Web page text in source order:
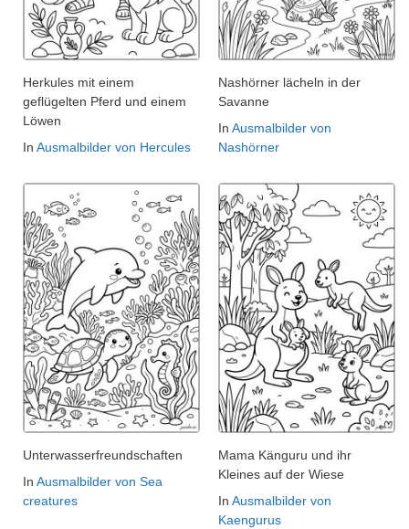
Herkules mit einem
geflügelten Pferd und einem
Löwen
In Ausmalbilder von Hercules
Nashörner lächeln in der
Savanne
In Ausmalbilder von
Nashörner
Unterwasserfreundschaften
In Ausmalbilder von Sea
creatures
Mama Känguru und ihr
Kleines auf der Wiese
In Ausmalbilder von
Kaengurus